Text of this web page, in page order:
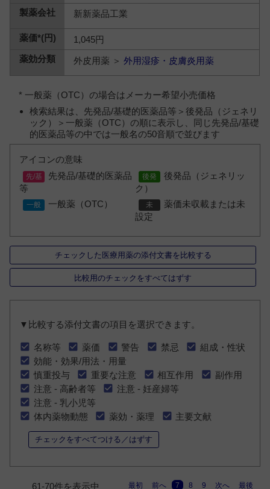
新新薬品工業
1,045円
外皮用薬 ＞外用湿疹・皮膚炎用薬
* 一般薬（OTC）の場合はメーカー希望小売価格
検索結果は、先発品/基礎的医薬品等＞後発品（ジェネリ
ック）＞一般薬（OTC）の順に表示し、同じ先発品/基礎
的医薬品等の中では一般名の50音順で並びます
アイコンの意味
先発品/基礎的医薬品
等
後発品（ジェネリッ
ク）
一般薬（OTC）
薬価未収載または未
設定
チェックした医療用薬の添付文書を比較する
比較用のチェックをすべてはずす
▼比較する添付文書の項目を選択できます。
名称等 薬価 警告 禁忌
組成・性状
効能・効果/用法・用量
慎重投与
重要な注意 相互作用
副作用
注意 - 高齢者等
注意 - 妊産婦等
注意 - 乳小児等
体内薬物動態
薬効・薬理 主要文献
チェックをすべてつける／はずす
61-70件を表示中 最初 前へ 7 8 9 次へ 最後